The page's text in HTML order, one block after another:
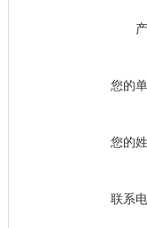
您的
您的
联系